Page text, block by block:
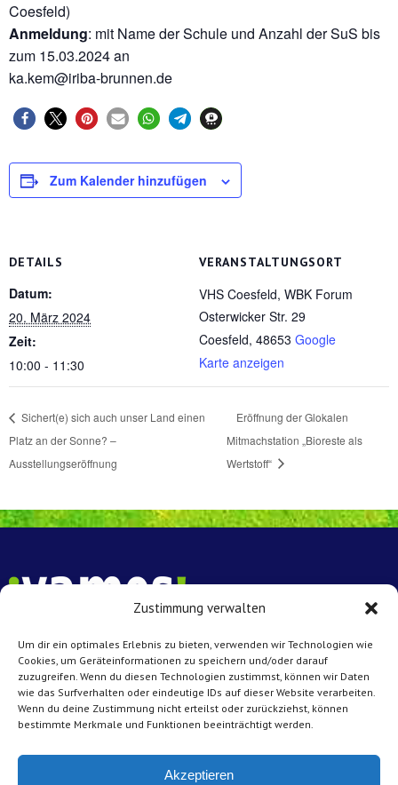
Zustimmung verwalten
Um dir ein optimales Erlebnis zu bieten, verwenden wir Technologien wie
Cookies, um Geräteinformationen zu speichern und/oder darauf
zuzugreifen. Wenn du diesen Technologien zustimmst, können wir Daten
wie das Surfverhalten oder eindeutige IDs auf dieser Website verarbeiten.
Wenn du deine Zustimmung nicht erteilst oder zurückziehst, können
bestimmte Merkmale und Funktionen beeinträchtigt werden.
Akzeptieren
Coesfeld)
Anmeldung: mit Name der Schule und Anzahl der SuS bis
zum 15.03.2024 an
ka.kem@iriba-brunnen.de
Zum Kalender hinzufügen
DETAILS
Datum:
20. März 2024
Zeit:
10:00 - 11:30
VERANSTALTUNGSORT
VHS Coesfeld, WBK Forum
Osterwicker Str. 29
Coesfeld, 48653 Google
Karte anzeigen
Sichert(e) sich auch unser Land einen
Platz an der Sonne? –
Ausstellungseröffnung
Eröffnung der Glokalen
Mitmachstation „Bioreste als
Wertstoff“
Vamos e.V. Münster
Achtermannstr. 10 – 12
48143 Münster
Kontakt